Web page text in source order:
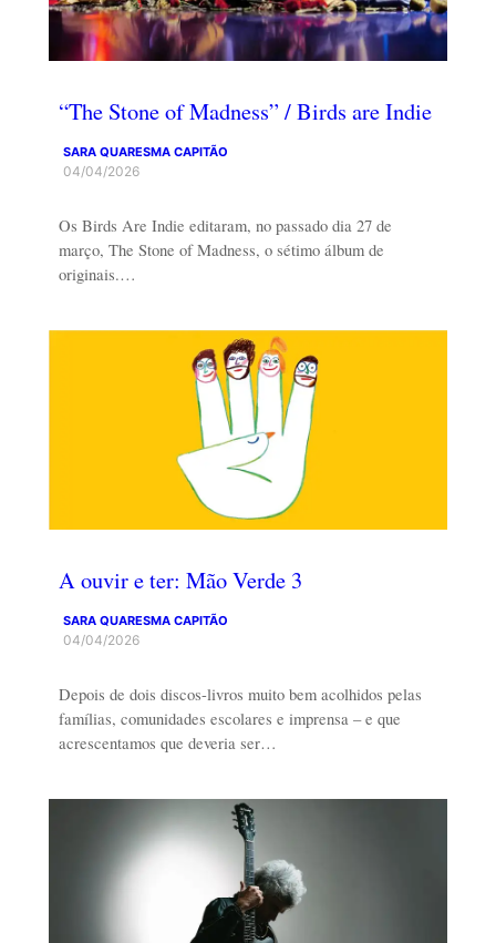
“The Stone of Madness” / Birds are Indie
SARA QUARESMA CAPITÃO
04/04/2026
Os Birds Are Indie editaram, no passado dia 27 de
março, The Stone of Madness, o sétimo álbum de
originais.…
A ouvir e ter: Mão Verde 3
SARA QUARESMA CAPITÃO
04/04/2026
Depois de dois discos-livros muito bem acolhidos pelas
famílias, comunidades escolares e imprensa – e que
acrescentamos que deveria ser…